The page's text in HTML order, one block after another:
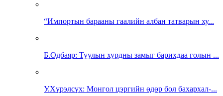
“Импортын барааны гаалийн албан татварын ху...
Б.Одбаяр: Туулын хурдны замыг барихдаа голын ...
У.Хүрэлсүх: Монгол цэргийн өдөр бол бахархал-...